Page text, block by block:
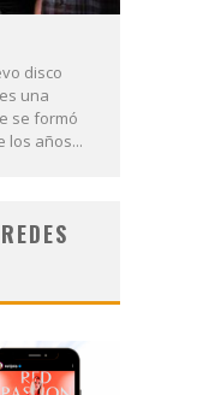
disco
una
se formó
los años...